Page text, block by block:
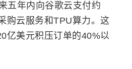
五年内向谷歌云支付约
购云服务和TPU算力。这
亿美元积压订单的40%以